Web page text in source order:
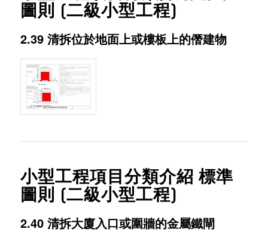
圖則 (二級小型工程)
2.39 清拆位於地面上或樓板上的僭建物
小型工程項目分類介紹 標準
圖則 (二級小型工程)
2.40 清拆大廈入口或圍牆的金屬鐵閘